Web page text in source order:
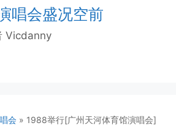
唱会盛况空前
Vicdanny
会 » 1988举行[广州天河体育馆演唱会]